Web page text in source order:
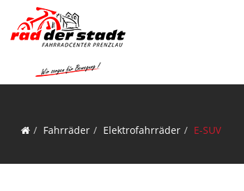
Fahrräder Elektrofahrräder E-SUV